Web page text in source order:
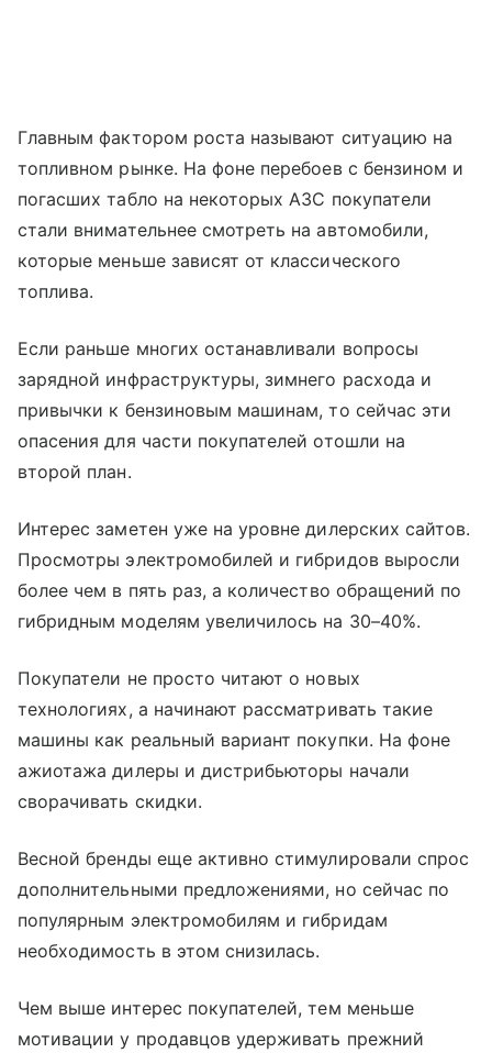
Главным фактором роста называют ситуацию на
топливном рынке. На фоне перебоев с бензином и
погасших табло на некоторых АЗС покупатели
стали внимательнее смотреть на автомобили,
которые меньше зависят от классического
топлива.
Если раньше многих останавливали вопросы
зарядной инфраструктуры, зимнего расхода и
привычки к бензиновым машинам, то сейчас эти
опасения для части покупателей отошли на
второй план.
Интерес заметен уже на уровне дилерских сайтов.
Просмотры электромобилей и гибридов выросли
более чем в пять раз, а количество обращений по
гибридным моделям увеличилось на 30–40%.
Покупатели не просто читают о новых
технологиях, а начинают рассматривать такие
машины как реальный вариант покупки. На фоне
ажиотажа дилеры и дистрибьюторы начали
сворачивать скидки.
Весной бренды еще активно стимулировали спрос
дополнительными предложениями, но сейчас по
популярным электромобилям и гибридам
необходимость в этом снизилась.
Чем выше интерес покупателей, тем меньше
мотивации у продавцов удерживать прежний